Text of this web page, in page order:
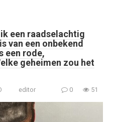
een raadselachtig
van een onbekend
een rode,
geheimen zou het
editor 0 51